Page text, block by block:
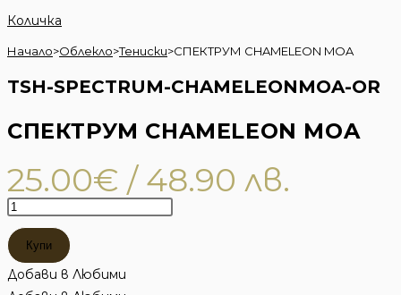
Количка
Начало>Облекло>Тениски>СПЕКТРУМ CHAMELEON MOA
TSH-SPECTRUM-CHAMELEONMOA-OR
СПЕКТРУМ CHAMELEON MOA
25.00€ / 48.90 лв.
количество
за
СПЕКТРУМ
CHAMELEON
Купи
Добави в Любими